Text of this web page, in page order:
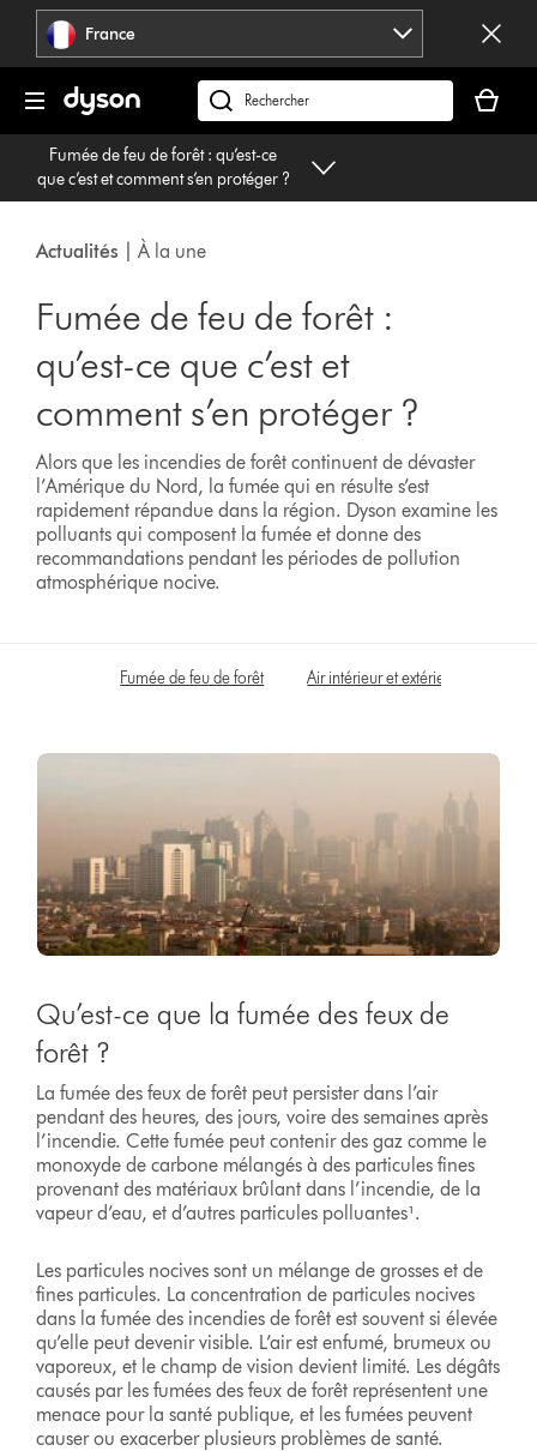
Sauter
pages
France
Rechercher
des
produits
panier
est
Fumée de feu de forêt : qu’est-ce
que c’est et comment s’en protéger ?
Actualités | À la une
Fumée de feu de forêt :
qu’est-ce que c’est et
comment s’en protéger ?
Alors que les incendies de forêt continuent de dévaster
l’Amérique du Nord, la fumée qui en résulte s’est
rapidement répandue dans la région. Dyson examine les
polluants qui composent la fumée et donne des
recommandations pendant les périodes de pollution
atmosphérique nocive.
Fumée de feu de forêt Air intérieur et extérieur
Qu’est-ce que la fumée des feux de
forêt ?
La fumée des feux de forêt peut persister dans l’air
pendant des heures, des jours, voire des semaines après
l’incendie. Cette fumée peut contenir des gaz comme le
monoxyde de carbone mélangés à des particules fines
provenant des matériaux brûlant dans l’incendie, de la
vapeur d’eau, et d’autres particules polluantes¹.
Les particules nocives sont un mélange de grosses et de
fines particules. La concentration de particules nocives
dans la fumée des incendies de forêt est souvent si élevée
qu’elle peut devenir visible. L’air est enfumé, brumeux ou
vaporeux, et le champ de vision devient limité. Les dégâts
causés par les fumées des feux de forêt représentent une
menace pour la santé publique, et les fumées peuvent
causer ou exacerber plusieurs problèmes de santé.